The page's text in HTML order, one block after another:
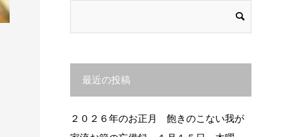
最近の投稿
２０２６年のお正月 飽きのこない我が